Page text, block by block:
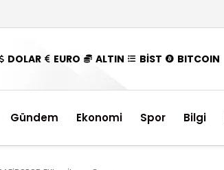
DOLAR EURO ALTIN BİST BITCOIN
Gündem Ekonomi Spor Bilgi